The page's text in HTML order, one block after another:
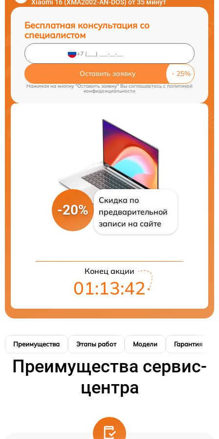
Xiaomi 16 (XMA2002-AN-DOS) от 35 минут
Бесплатная консультация со
специалистом
Оставить заявку
Нажимая на кнопку "Оставить заявку" Вы соглашаетесь cполитикой
конфиденциальности
-20%
Скидка по
предварительной
записи на сайте
Конец акции
01:13:41
Преимущества Этапы работ Модели Гарантия
Преимущества сервис-
центра